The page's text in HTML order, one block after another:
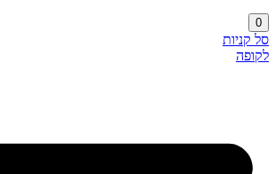
0
סל קניות
לקופה